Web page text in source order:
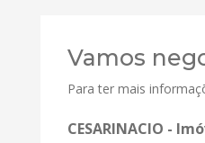
Vamos
Para ter mais
CESARINACIO -